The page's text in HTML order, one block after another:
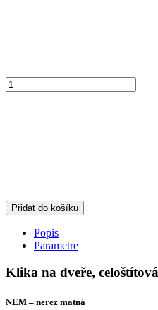
Přidat do košíku
Popis
Parametre
Klika na dveře,
NEM – nerez matná